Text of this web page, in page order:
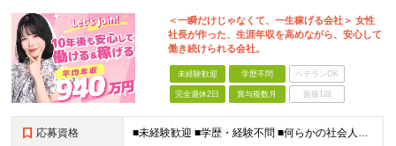
＜一瞬だけじゃなくて、一生稼げる会社＞ 女性
社長が作った、生涯年収を高めながら、安心して
働き続けられる会社。
未経験歓迎 学歴不問 ベテランOK
完全週休2日 賞与複数月 面接1回
応募資格 ■未経験歓迎 ■学歴・経験不問 ■何らかの社会人経験がある方 ＜こんな方に向いています！＞ ・頑張った分評価されたい方 ・将来役立つ知識を身につけたい方 ・新しいことを学ぶのが好きな方 ・趣味